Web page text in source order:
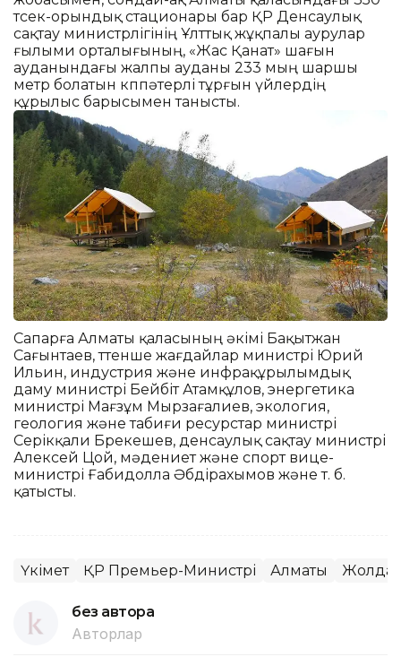
төсек-орындық стационары бар ҚР Денсаулық
сақтау министрлігінің Ұлттық жұқпалы аурулар
ғылыми орталығының, «Жас Қанат» шағын
ауданындағы жалпы ауданы 233 мың шаршы
метр болатын көппәтерлі тұрғын үйлердің
құрылыс барысымен танысты.
Сапарға Алматы қаласының әкімі Бақытжан
Сағынтаев, төтенше жағдайлар министрі Юрий
Ильин, индустрия және инфрақұрылымдық
даму министрі Бейбіт Атамқұлов, энергетика
министрі Мағзұм Мырзағалиев, экология,
геология және табиғи ресурстар министрі
Серікқали Брекешев, денсаулық сақтау министрі
Алексей Цой, мәдениет және спорт вице-
министрі Ғабидолла Әбдірахымов және т. б.
қатысты.
Үкімет ҚР Премьер-Министрі Алматы
без автора
Авторлар